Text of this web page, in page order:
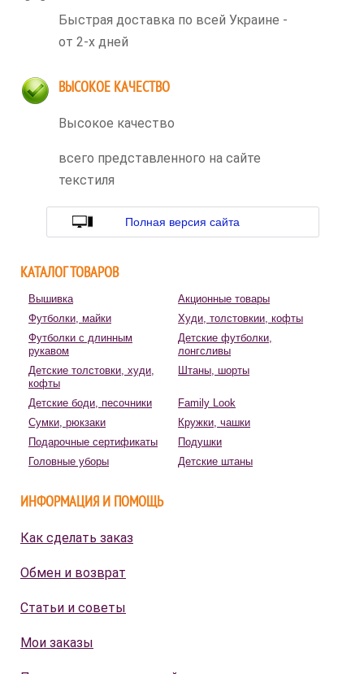
Быстрая доставка по всей Украине -
от 2-х дней
ВЫСОКОЕ КАЧЕСТВО
Высокое качество
всего представленного на сайте
текстиля
Полная версия сайта
КАТАЛОГ ТОВАРОВ
Вышивка
Акционные товары
Футболки, майки
Худи, толстовкии, кофты
Футболки с длинным
рукавом
Детские футболки,
лонгсливы
Детские толстовки, худи,
кофты
Штаны, шорты
Детские боди, песочники
Family Look
Сумки, рюкзаки
Кружки, чашки
Подарочные сертификаты
Подушки
Головные уборы
Детские штаны
ИНФОРМАЦИЯ И ПОМОЩЬ
Как сделать заказ
Обмен и возврат
Статьи и советы
Мои заказы